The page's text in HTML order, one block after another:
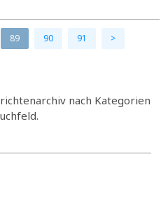
89 90 91 >
nach Kategorien